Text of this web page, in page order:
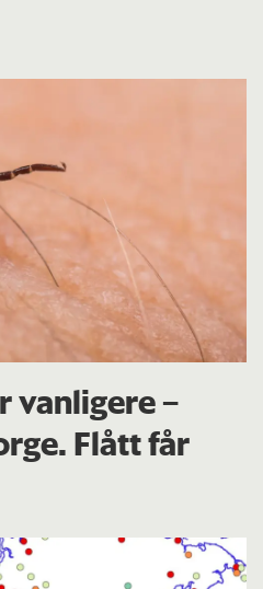
vanligere –
Flått får